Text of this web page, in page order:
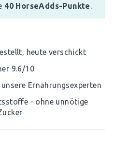
40 HorseAdds-Punkte.
heute verschickt
9.6/10
Ernährungsexperten
- ohne unnötige